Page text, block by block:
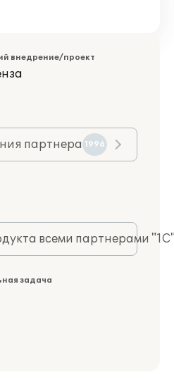
внедрение/проект
партнера 1996
всеми партнерами
задача